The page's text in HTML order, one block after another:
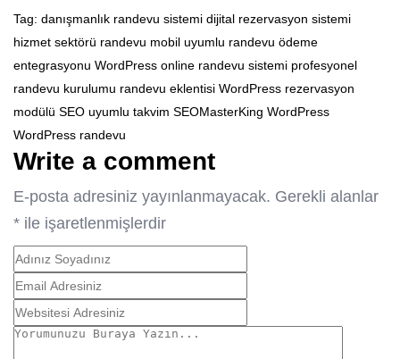
Tag: danışmanlık randevu sistemi dijital rezervasyon sistemi
hizmet sektörü randevu mobil uyumlu randevu ödeme
entegrasyonu WordPress online randevu sistemi profesyonel
randevu kurulumu randevu eklentisi WordPress rezervasyon
modülü SEO uyumlu takvim SEOMasterKing WordPress
WordPress randevu
Write a comment
E-posta adresiniz yayınlanmayacak. Gerekli alanlar
* ile işaretlenmişlerdir